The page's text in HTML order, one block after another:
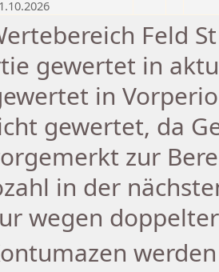
Feld
gewertet in
in
gewertet, da
zur
in der
wegen